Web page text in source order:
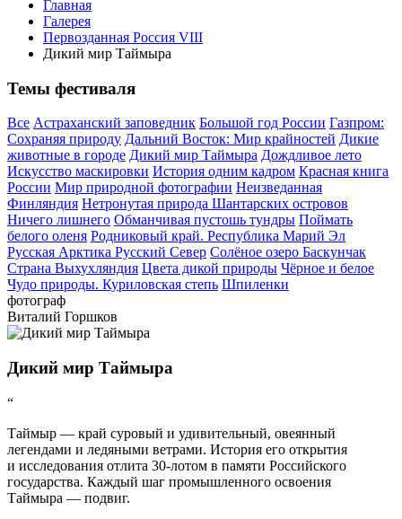
Главная
Галерея
Первозданная Россия VIII
Дикий мир Таймыра
Темы фестиваля
Все Астраханский заповедник Большой год России Газпром:
Сохраняя природу Дальний Восток: Мир крайностей Дикие
животные в городе Дикий мир Таймыра Дождливое лето
Искусство маскировки История одним кадром Красная книга
России Мир природной фотографии Неизведанная
Финляндия Нетронутая природа Шантарских островов
Ничего лишнего Обманчивая пустошь тундры Поймать
белого оленя Родниковый край. Республика Марий Эл
Русская Арктика Русский Север Солёное озеро Баскунчак
Страна Выхухляндия Цвета дикой природы Чёрное и белое
Чудо природы. Куриловская степь Шпиленки
фотограф
Виталий Горшков
Дикий мир Таймыра
“
Таймыр — край суровый и удивительный, овеянный
легендами и ледяными ветрами. История его открытия
и исследования отлита 30-лотом в памяти Российского
государства. Каждый шаг промышленного освоения
Таймыра — подвиг.